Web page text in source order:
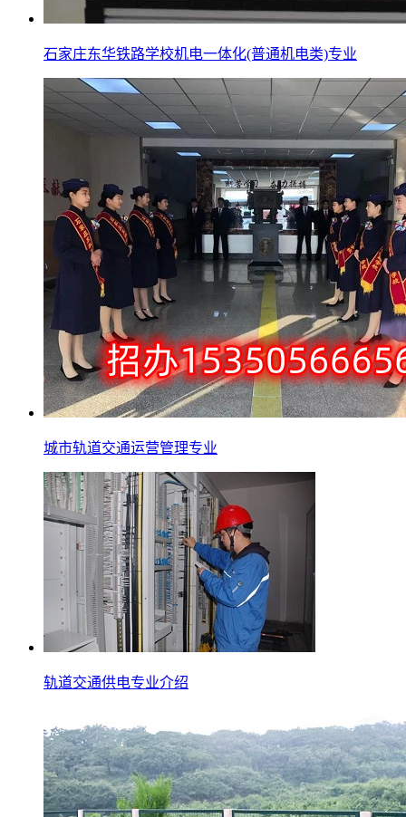
石家庄东华铁路学校机电一体化(普通机电类)专业
城市轨道交通运营管理专业
轨道交通供电专业介绍